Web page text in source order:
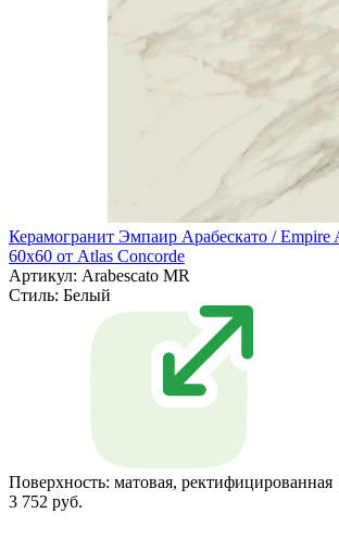
Керамогранит Эмпаир Арабескато / Empire
60x60 от Atlas Concorde
Артикул: Arabescato MR
Стиль: Белый
Поверхность: матовая, ректифицированная
3 752 руб.